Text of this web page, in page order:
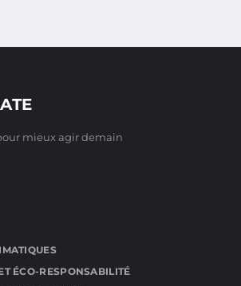
mieux agir demain
ÉCO-RESPONSABILITÉ